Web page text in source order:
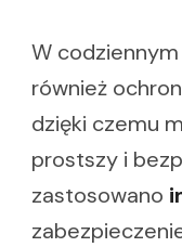
W
również
dzięki czemu
prostszy i
zastosowano